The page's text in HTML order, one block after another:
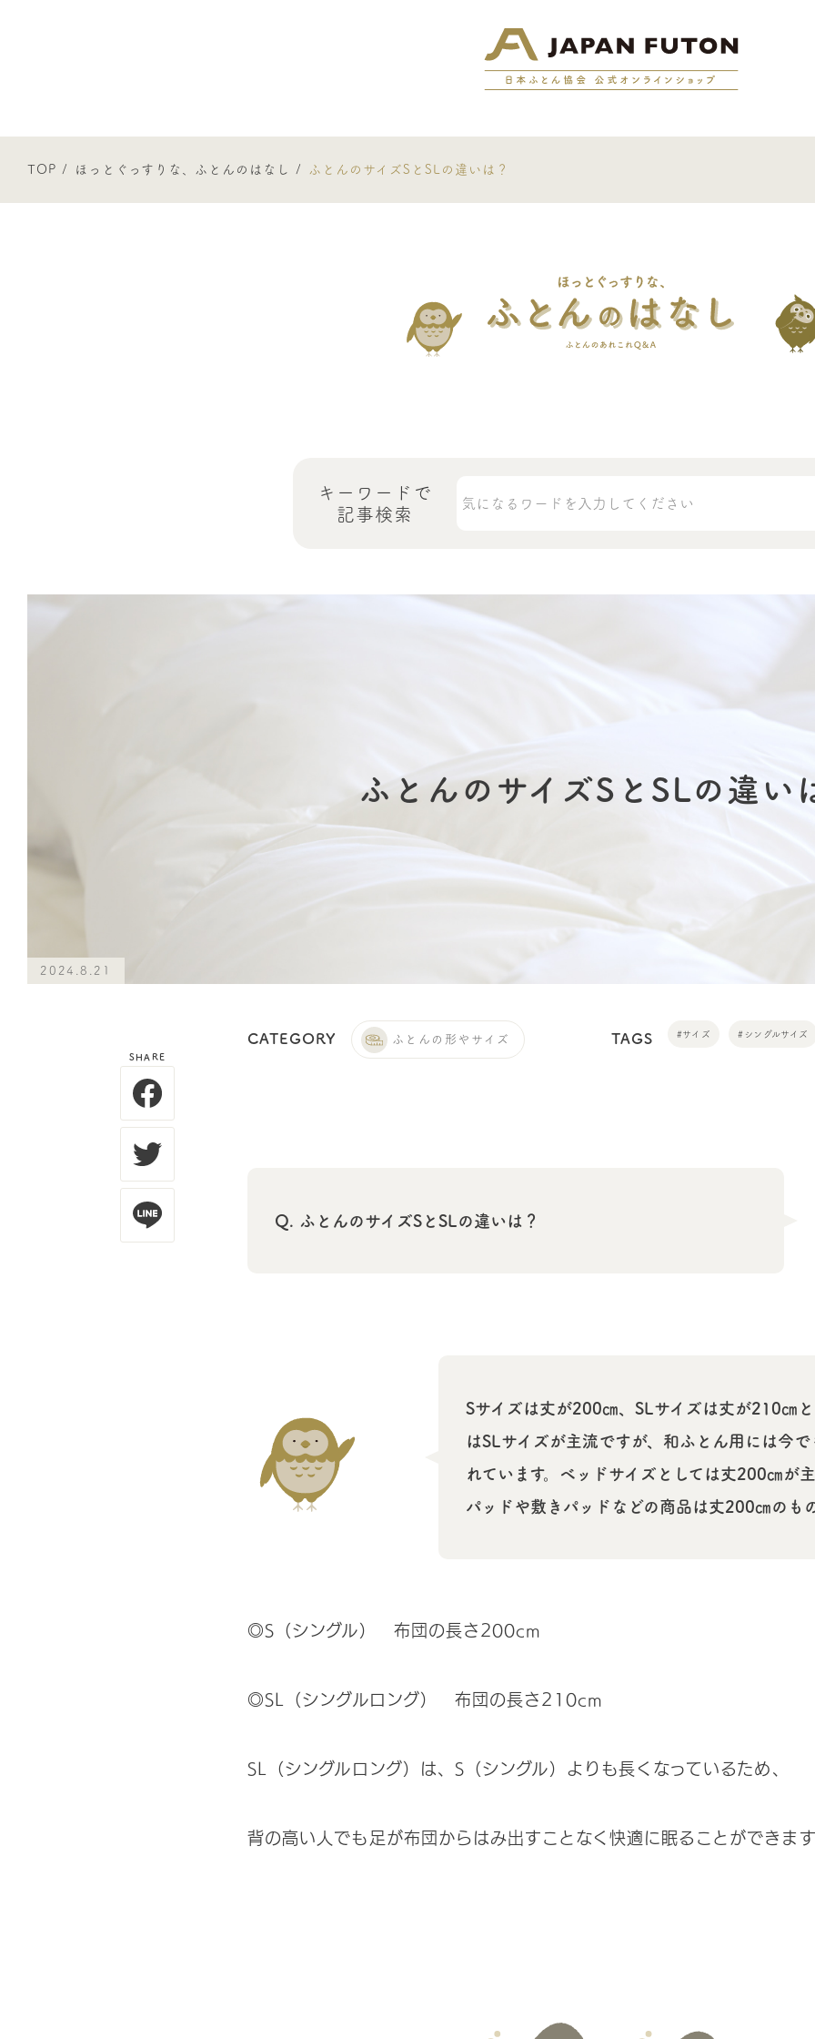
TOP ほっとぐっすりな、ふとんのはなし ふとんのサイズSとSLの違いは？
キーワードで
記事検索
ふとんのサイズSとSLの違い
2024.8.21
CATEGORY ふとんの形やサイズ TAGS #サイズ #シングルサイズ
SHARE
Q. ふとんのサイズSとSLの違いは？
Sサイズは丈が200㎝、SLサイズは丈が210㎝
はSLサイズが主流ですが、和ふとん用には今
れています。ベッドサイズとしては丈200㎝が
パッドや敷きパッドなどの商品は丈200㎝のも
◎S（シングル） 布団の長さ200cm
◎SL（シングルロング） 布団の長さ210cm
SL（シングルロング）は、S（シングル）よりも長くなっているため、
背の高い人でも足が布団からはみ出すことなく快適に眠ることができま